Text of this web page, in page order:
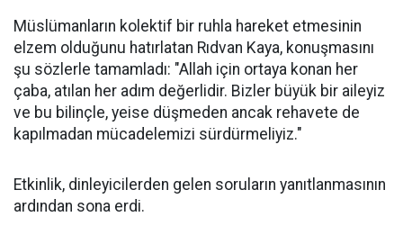
Müslümanların kolektif bir ruhla hareket etmesinin
elzem olduğunu hatırlatan Rıdvan Kaya, konuşmasını
şu sözlerle tamamladı: "Allah için ortaya konan her
çaba, atılan her adım değerlidir. Bizler büyük bir aileyiz
ve bu bilinçle, yeise düşmeden ancak rehavete de
kapılmadan mücadelemizi sürdürmeliyiz."
Etkinlik, dinleyicilerden gelen soruların yanıtlanmasının
ardından sona erdi.